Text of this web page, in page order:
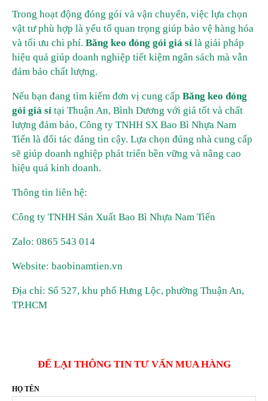
Trong hoạt động đóng gói và vận chuyển, việc lựa chọn
vật tư phù hợp là yếu tố quan trọng giúp bảo vệ hàng hóa
và tối ưu chi phí. Băng keo đóng gói giá sỉ là giải pháp
hiệu quả giúp doanh nghiệp tiết kiệm ngân sách mà vẫn
đảm bảo chất lượng.
Nếu bạn đang tìm kiếm đơn vị cung cấp Băng keo đóng
gói giá sỉ tại Thuận An, Bình Dương với giá tốt và chất
lượng đảm bảo, Công ty TNHH SX Bao Bì Nhựa Nam
Tiến là đối tác đáng tin cậy. Lựa chọn đúng nhà cung cấp
sẽ giúp doanh nghiệp phát triển bền vững và nâng cao
hiệu quả kinh doanh.
Thông tin liên hệ:
Công ty TNHH Sản Xuất Bao Bì Nhựa Nam Tiến
Zalo: 0865 543 014
Website: baobinamtien.vn
Địa chỉ: Số 527, khu phố Hưng Lộc, phường Thuận An,
TP.HCM
ĐỂ LẠI THÔNG TIN TƯ VẤN MUA HÀNG
HỌ TÊN